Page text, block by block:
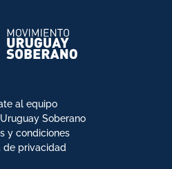
al equipo
Soberano
y condiciones
de privacidad